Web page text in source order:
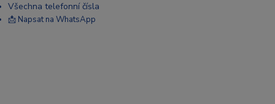
Všechna telefonní čísla
📩 Napsat na WhatsApp